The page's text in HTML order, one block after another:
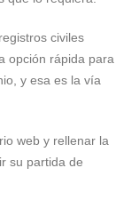
civiles
opción rápida para
y esa es la vía
web y rellenar la
su partida de